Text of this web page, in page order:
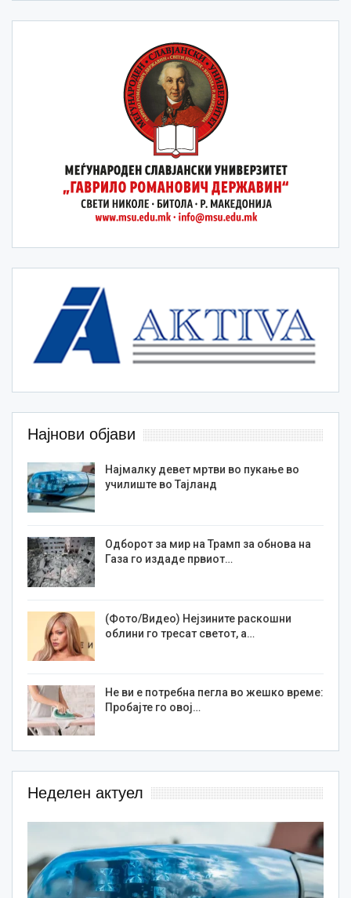
Најнови објави
Најмалку девет мртви во пукање во
училиште во Тајланд
Одборот за мир на Трамп за обнова на
Газа го издаде првиот…
(Фото/Видео) Нејзините раскошни
облини го тресат светот, а…
Не ви е потребна пегла во жешко време:
Пробајте го овој…
Неделен актуел